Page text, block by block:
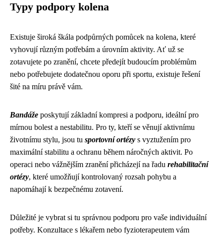
Typy podpory kolena
Existuje široká škála podpůrných pomůcek na kolena, které
vyhovují různým potřebám a úrovním aktivity. Ať už se
zotavujete po zranění, chcete předejít budoucím problémům
nebo potřebujete dodatečnou oporu při sportu, existuje řešení
šité na míru právě vám.
Bandáže poskytují základní kompresi a podporu, ideální pro
mírnou bolest a nestabilitu. Pro ty, kteří se věnují aktivnímu
životnímu stylu, jsou tu sportovní ortézy s vyztužením pro
maximální stabilitu a ochranu během náročných aktivit. Po
operaci nebo vážnějším zranění přicházejí na řadu rehabilitační
ortézy, které umožňují kontrolovaný rozsah pohybu a
napomáhají k bezpečnému zotavení.
Důležité je vybrat si tu správnou podporu pro vaše individuální
potřeby. Konzultace s lékařem nebo fyzioterapeutem vám